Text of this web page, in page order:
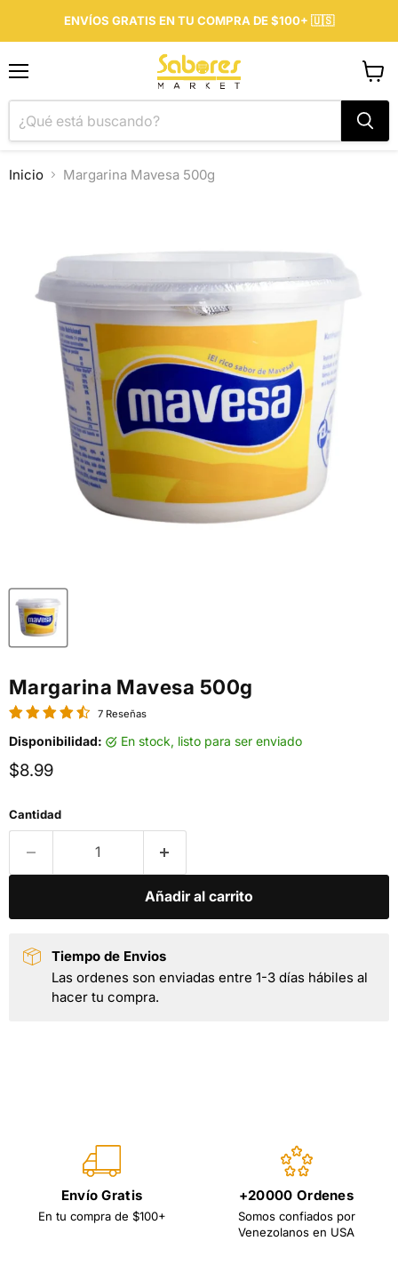
ENVÍOS GRATIS EN TU COMPRA DE $100+ 🇺🇸
carrito
Inicio Margarina Mavesa 500g
Margarina Mavesa 500g
7 Reseñas
Disponibilidad: en stock, listo para ser enviado
Precio actual
$8.99
Cantidad
Añadir al carrito
Tiempo de Envios
Las ordenes son enviadas entre 1-3 días hábiles al
hacer tu compra.
Envío Gratis
En tu compra de $100+
+20000 Ordenes
Somos confiados por
Venezolanos en USA